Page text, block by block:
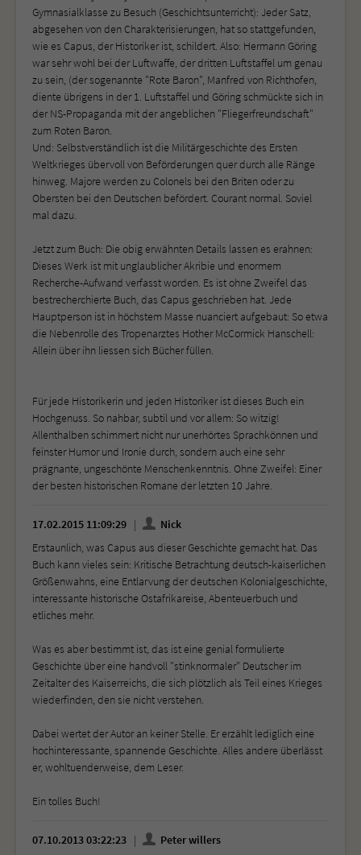
Gymnasialklasse zu Besuch (Geschichtsunterricht): Jeder Satz,
abgesehen von den Charakterisierungen, hat so stattgefunden,
wie es Capus, der Historiker ist, schildert. Also: Hermann Göring
war sehr wohl bei der Luftwaffe, der dritten Luftstaffel um genau
zu sein, (der sogenannte "Rote Baron", Manfred von Richthofen,
diente übrigens in der 1. Luftstaffel und Göring schmückte sich in
der NS-Propaganda mit der angeblichen "Fliegerfreundschaft"
zum Roten Baron.
Und: Selbstverständlich ist die Militärgeschichte des Ersten
Weltkrieges übervoll von Beförderungen quer durch alle Ränge
hinweg. Majore werden zu Colonels bei den Briten oder zu
Obersten bei den Deutschen befördert. Courant normal. Soviel
mal dazu.
Jetzt zum Buch: Die obig erwähnten Details lassen es erahnen:
Dieses Werk ist mit unglaublicher Akribie und enormem
Recherche-Aufwand verfasst worden. Es ist ohne Zweifel das
bestrecherchierte Buch, das Capus geschrieben hat. Jede
Hauptperson ist in höchstem Masse nuanciert aufgebaut: So etwa
die Nebenrolle des Tropenarztes Hother McCormick Hanschell:
Allein über ihn liessen sich Bücher füllen.
Für jede Historikerin und jeden Historiker ist dieses Buch ein
Hochgenuss. So nahbar, subtil und vor allem: So witzig!
Allenthalben schimmert nicht nur unerhörtes Sprachkönnen und
feinster Humor und Ironie durch, sondern auch eine sehr
prägnante, ungeschönte Menschenkenntnis. Ohne Zweifel: Einer
der besten historischen Romane der letzten 10 Jahre.
17.02.2015 11:09:29
Nick
Erstaunlich, was Capus aus dieser Geschichte gemacht hat. Das
Buch kann vieles sein: Kritische Betrachtung deutsch-kaiserlichen
Größenwahns, eine Entlarvung der deutschen Kolonialgeschichte,
interessante historische Ostafrikareise, Abenteuerbuch und
etliches mehr.
Was es aber bestimmt ist, das ist eine genial formulierte
Geschichte über eine handvoll "stinknormaler" Deutscher im
Zeitalter des Kaiserreichs, die sich plötzlich als Teil eines Krieges
wiederfinden, den sie nicht verstehen.
Dabei wertet der Autor an keiner Stelle. Er erzählt lediglich eine
hochinteressante, spannende Geschichte. Alles andere überlässt
er, wohltuenderweise, dem Leser.
Ein tolles Buch!
07.10.2013 03:22:23
Peter willers